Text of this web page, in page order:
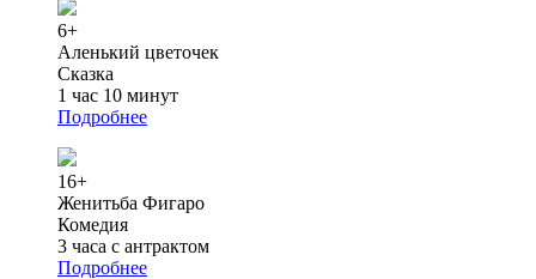
6+
Аленький цветочек
Сказка
1 час 10 минут
Подробнее
16+
Женитьба Фигаро
Комедия
3 часа с антрактом
Подробнее